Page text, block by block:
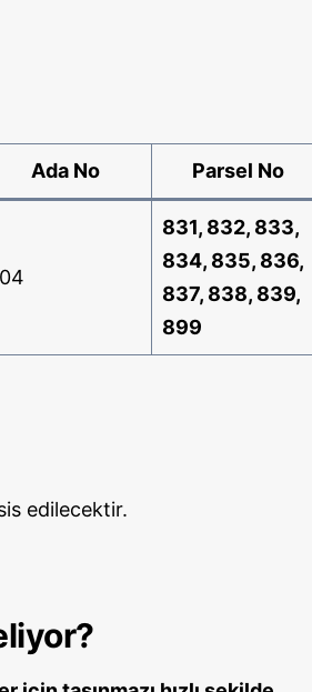
Ada No Parsel No
831, 832, 833,
834, 835, 836,
837, 838, 839,
899
edilecektir.